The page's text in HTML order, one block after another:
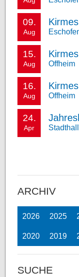
09.
Aug
15.
Aug Offheim
16.
Aug Offheim
24.
Apr
ARCHIV
2026 2025
2020 2019
SUCHE